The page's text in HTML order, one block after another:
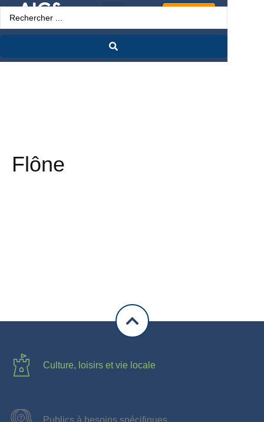
Flône
Culture, loisirs et vie locale
Publics à besoins spécifiques